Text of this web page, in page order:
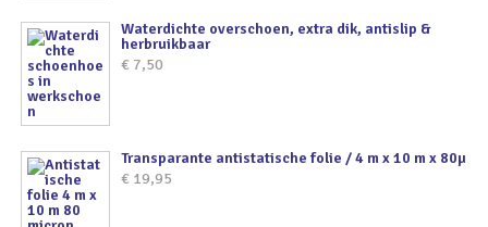
Waterdichte overschoen, extra dik, antislip &
herbruikbaar
€ 7,50
Transparante antistatische folie / 4 m x 10 m x 80µ
€ 19,95